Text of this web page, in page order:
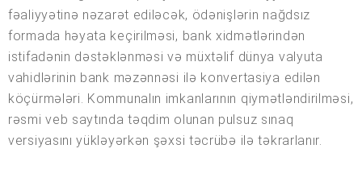
fəaliyyətinə nəzarət ediləcək, ödənişlərin nağdsız
formada həyata keçirilməsi, bank xidmətlərindən
istifadənin dəstəklənməsi və müxtəlif dünya valyuta
vahidlərinin bank məzənnəsi ilə konvertasiya edilən
köçürmələri. Kommunalın imkanlarının qiymətləndirilməsi,
rəsmi veb saytında təqdim olunan pulsuz sınaq
versiyasını yükləyərkən şəxsi təcrübə ilə təkrarlanır.